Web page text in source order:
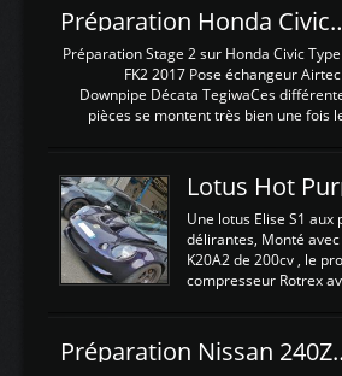
d'envoyer
dans le boitier.
La sortie 0-5V de l'afr
l'entrée AN Volt 8 et
Analogique, et Volt
tension (Pas une
est temps de brancher
Préparation
Préparation Stage 2 sur Honda Civic Type
FK2 2017 Pose échangeur
Downpipe Décata TegiwaCes
pièces se montent très bien une fois
légere découpe du plastique inferieur,
negénant en rien la structure ou
fonctionnement du fond plat.
reprogrammation Stage 2 est faite sur
calculateur d'origine. Une
économique au passage sur
d'origine 310cv et 400Nn , Une
reprogrammé et les ...
Lotus Hot
Une lotus Elise S1
délirantes, Monté
K20A2 de 200cv , le
compresseur Rotrex
d'augmenter la
un watercooler a été